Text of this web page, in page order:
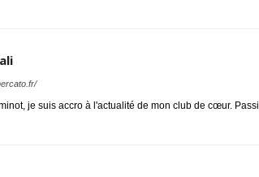
je suis accro à l'actualité de mon club de cœur.